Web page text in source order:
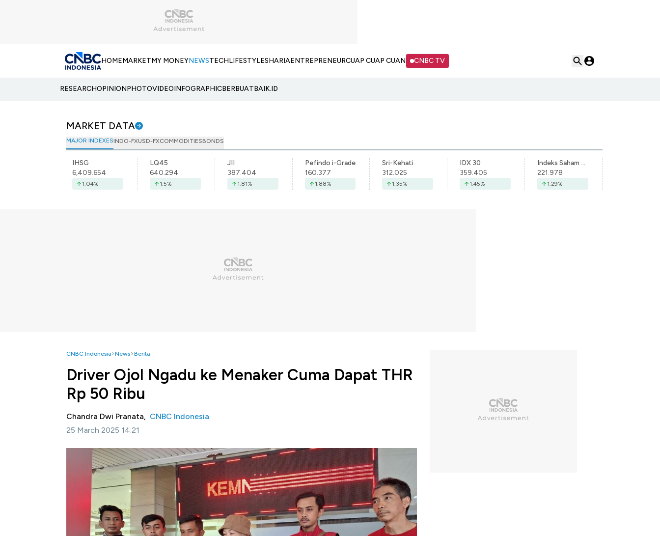
HOMEMARKETMY MONEYNEWSTECHLIFESTYLESHARIAENTREPRENEURCUAP CUAP CUAN CNBC TV
RESEARCHOPINIONPHOTOVIDEOINFOGRAPHICBERBUATBAIK.ID
MARKET DATA
MAJOR INDEXESINDO-FXUSD-FXCOMMODITIESBONDS
IHSG
6,409.654
1.04%
LQ45
640.294
1.5%
JII
387.404
1.81%
Pefindo i-Grade
160.377
1.88%
Sri-Kehati
312.025
1.35%
IDX 30
359.405
1.45%
Indeks Saham Syariah Indonesia
221.978
1.29%
CNBC Indonesia News Berita
Driver Ojol Ngadu ke Menaker Cuma Dapat THR
Rp 50 Ribu
Chandra Dwi Pranata, CNBC Indonesia
25 March 2025 14:21